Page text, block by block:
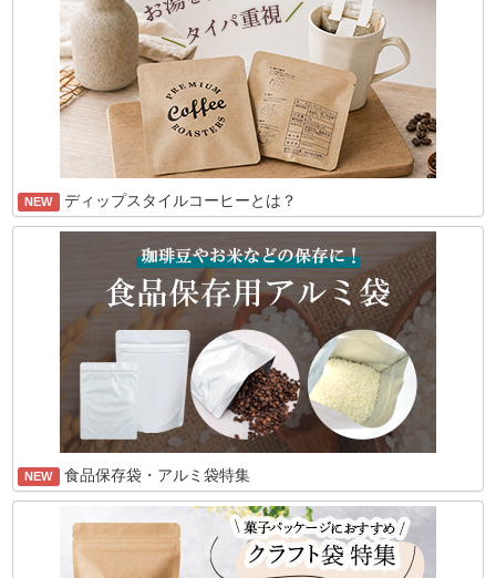
NEW ディップスタイルコーヒーとは？
NEW 食品保存袋・アルミ袋特集